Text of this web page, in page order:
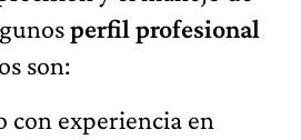
perfil profesional
son:
experiencia en